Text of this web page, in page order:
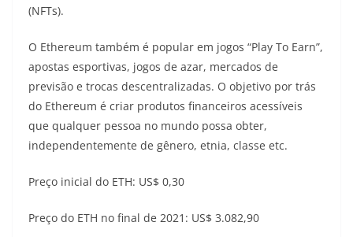
(NFTs).
O Ethereum também é popular em jogos “Play To Earn”,
apostas esportivas, jogos de azar, mercados de
previsão e trocas descentralizadas. O objetivo por trás
do Ethereum é criar produtos financeiros acessíveis
que qualquer pessoa no mundo possa obter,
independentemente de gênero, etnia, classe etc.
Preço inicial do ETH: US$ 0,30
Preço do ETH no final de 2021: US$ 3.082,90